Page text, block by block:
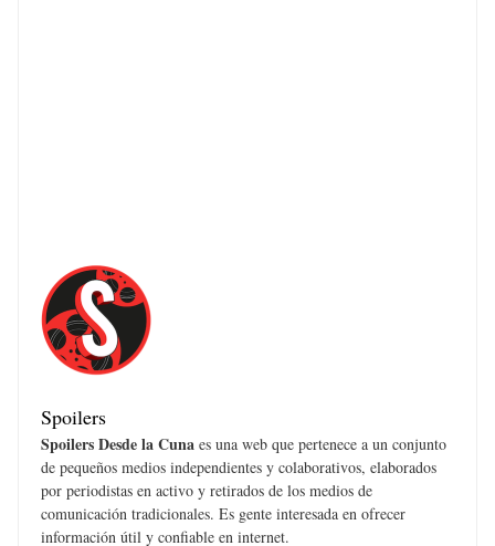
Spoilers
Spoilers Desde la Cuna es una web que pertenece a un conjunto
de pequeños medios independientes y colaborativos, elaborados
por periodistas en activo y retirados de los medios de
comunicación tradicionales. Es gente interesada en ofrecer
información útil y confiable en internet.